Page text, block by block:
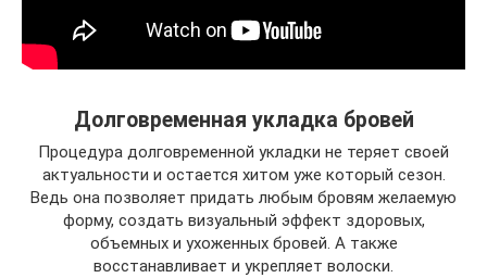
Долговременная укладка бровей
Процедура долговременной укладки не теряет своей
актуальности и остается хитом уже который сезон.
Ведь она позволяет придать любым бровям желаемую
форму, создать визуальный эффект здоровых,
объемных и ухоженных бровей. А также
восстанавливает и укрепляет волоски.